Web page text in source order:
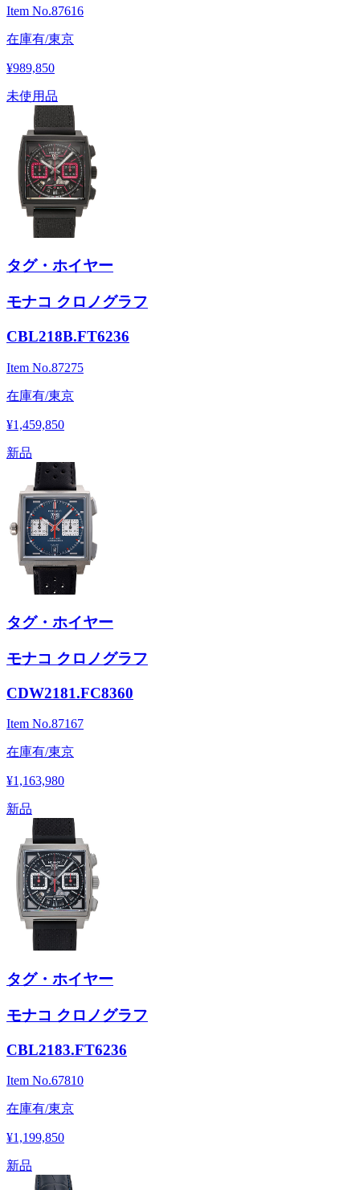
Item No.87616
在庫有/東京
¥989,850
未使用品
タグ・ホイヤー
モナコ クロノグラフ
CBL218B.FT6236
Item No.87275
在庫有/東京
¥1,459,850
新品
タグ・ホイヤー
モナコ クロノグラフ
CDW2181.FC8360
Item No.87167
在庫有/東京
¥1,163,980
新品
タグ・ホイヤー
モナコ クロノグラフ
CBL2183.FT6236
Item No.67810
在庫有/東京
¥1,199,850
新品